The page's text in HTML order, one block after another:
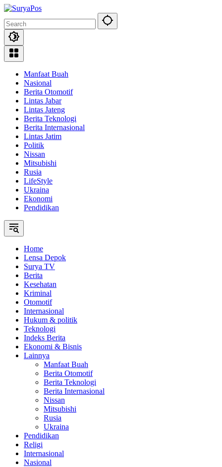
Skip
content
Manfaat Buah
Nasional
Berita Otomotif
Lintas Jabar
Lintas Jateng
Berita Teknologi
Berita Internasional
Lintas Jatim
Politik
Nissan
Mitsubishi
Rusia
LifeStyle
Ukraina
Ekonomi
Pendidikan
Home
Lensa Depok
Surya TV
Berita
Kesehatan
Kriminal
Otomotif
Internasional
Hukum & politik
Teknologi
Indeks Berita
Ekonomi & Bisnis
Lainnya
Manfaat Buah
Berita Otomotif
Berita Teknologi
Berita Internasional
Nissan
Mitsubishi
Rusia
Ukraina
Pendidikan
Religi
Internasional
Nasional